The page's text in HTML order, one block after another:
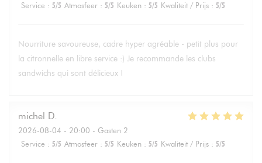
Service : 5/5 Atmosfeer : 5/5 Keuken : 5/5 Kwaliteit / Prijs : 5/5
Nourriture savoureuse, cadre hyper agréable - petit plus pour
la citronnelle en libre service :) Je recommande les clubs
sandwichs qui sont délicieux !
michel D
2026-08-04 - 20:00 - Gasten 2
Service : 5/5 Atmosfeer : 5/5 Keuken : 5/5 Kwaliteit / Prijs : 5/5